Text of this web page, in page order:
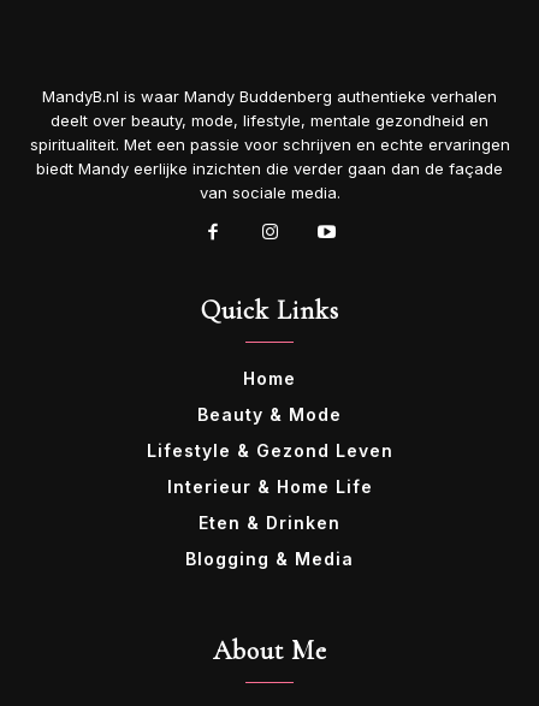
MandyB.nl is waar Mandy Buddenberg authentieke verhalen
deelt over beauty, mode, lifestyle, mentale gezondheid en
spiritualiteit. Met een passie voor schrijven en echte ervaringen
biedt Mandy eerlijke inzichten die verder gaan dan de façade
van sociale media.
Quick Links
Home
Beauty & Mode
Lifestyle & Gezond Leven
Interieur & Home Life
Eten & Drinken
Blogging & Media
About Me